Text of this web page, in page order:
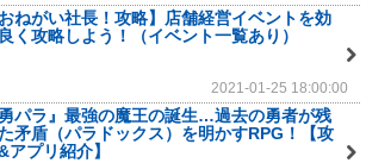
おねがい社長！攻略】店舗経営イベントを効
く攻略しよう！（イベント一覧あり）
2021-01-25 18:00:00
勇パラ』最強の魔王の誕生…過去の勇者が残
矛盾（パラドックス）を明かすRPG！【攻
アプリ紹介】